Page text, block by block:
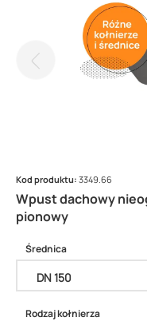
Wpust dachowy
pionowy
Kod produktu: 3349.66
Średnica
Rodzaj kołnierza